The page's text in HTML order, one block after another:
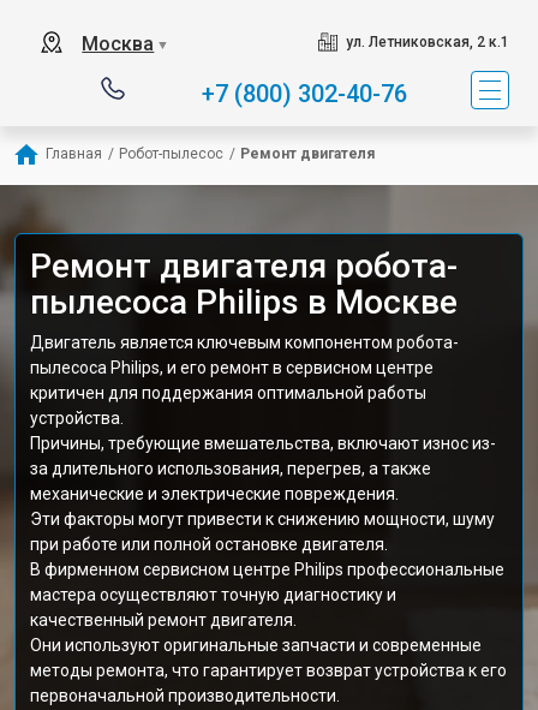
Москва ▼ ул. Летниковская, 2 к.1
+7 (800) 302-40-76
Главная / Робот-пылесос / Ремонт двигателя
Ремонт двигателя робота-
пылесоса Philips в Москве
Двигатель является ключевым компонентом робота-
пылесоса Philips, и его ремонт в сервисном центре
критичен для поддержания оптимальной работы
устройства.
Причины, требующие вмешательства, включают износ из-
за длительного использования, перегрев, а также
механические и электрические повреждения.
Эти факторы могут привести к снижению мощности, шуму
при работе или полной остановке двигателя.
В фирменном сервисном центре Philips профессиональные
мастера осуществляют точную диагностику и
качественный ремонт двигателя.
Они используют оригинальные запчасти и современные
методы ремонта, что гарантирует возврат устройства к его
первоначальной производительности.